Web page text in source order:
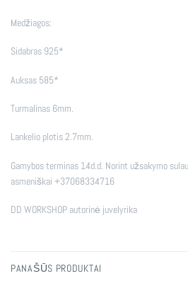
Medžiagos:
Sidabras 925*
Auksas 585*
Turmalinas 6mm.
Lankelio plotis 2.7mm.
Gamybos terminas 14d.d. Norint užsakymo
asmeniškai +37068334716
DD WORKSHOP autorinė juvelyrika
PANAŠŪS PRODUKTAI